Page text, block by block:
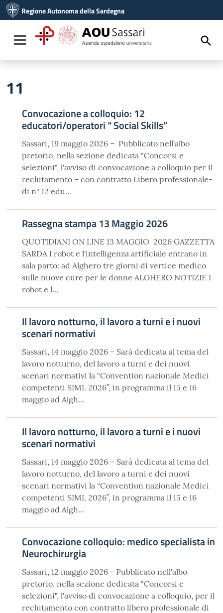
Vai al menu di navigazione
Vai al footer
Regione Autonoma della Sardegna
Toggle navigation
11
Convocazione a colloquio: 12
educatori/operatori “ Social Skills”
Sassari, 19 maggio 2026 – Pubblicato nell'albo
pretorio, nella sezione dedicata "Concorsi e
selezioni", l'avviso di convocazione a colloquio per il
reclutamento – con contratto Libero professionale-
di n° 12 edu...
Rassegna stampa 13 Maggio 2026
QUOTIDIANI ON LINE 13 MAGGIO 2026 GAZZETTA
SARDA I robot e l'intelligenza artificiale entrano in
sala parto: ad Alghero tre giorni di vertice medico
sulle nuove cure per le donne ALGHERO NOTIZIE I
robot e l...
Il lavoro notturno, il lavoro a turni e i nuovi
scenari normativi
Sassari, 14 maggio 2026 – Sarà dedicata al tema del
lavoro notturno, del lavoro a turni e dei nuovi
scenari normativi la “Convention nazionale Medici
competenti SIML 2026”, in programma il 15 e 16
maggio ad Algh...
Il lavoro notturno, il lavoro a turni e i nuovi
scenari normativi
Sassari, 14 maggio 2026 – Sarà dedicata al tema del
lavoro notturno, del lavoro a turni e dei nuovi
scenari normativi la “Convention nazionale Medici
competenti SIML 2026”, in programma il 15 e 16
maggio ad Algh...
Convocazione colloquio: medico specialista in
Neurochirurgia
Sassari, 12 maggio 2026 - Pubblicato nell'albo
pretorio, nella sezione dedicata "Concorsi e
selezioni", l'avviso di convocazione a colloquio, per il
reclutamento con contratto libero professionale di